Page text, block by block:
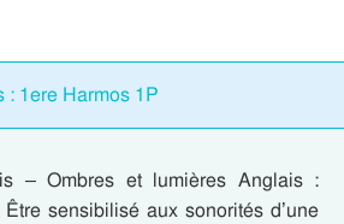
: 1ere Harmos 1P
– Ombres et lumières Anglais :
sensibilisé aux sonorités d’une